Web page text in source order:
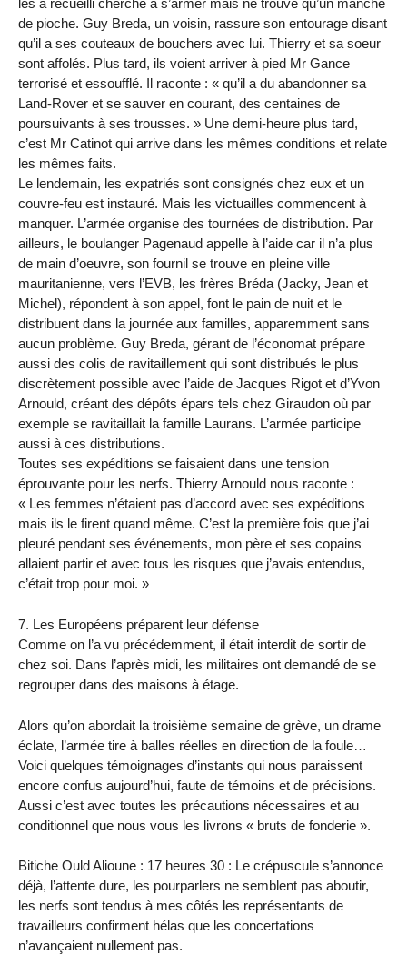
les a recueilli cherche à s’armer mais ne trouve qu’un manche
de pioche. Guy Breda, un voisin, rassure son entourage disant
qu’il a ses couteaux de bouchers avec lui. Thierry et sa soeur
sont affolés. Plus tard, ils voient arriver à pied Mr Gance
terrorisé et essoufflé. Il raconte : « qu’il a du abandonner sa
Land-Rover et se sauver en courant, des centaines de
poursuivants à ses trousses. » Une demi-heure plus tard,
c’est Mr Catinot qui arrive dans les mêmes conditions et relate
les mêmes faits.
Le lendemain, les expatriés sont consignés chez eux et un
couvre-feu est instauré. Mais les victuailles commencent à
manquer. L’armée organise des tournées de distribution. Par
ailleurs, le boulanger Pagenaud appelle à l’aide car il n’a plus
de main d’oeuvre, son fournil se trouve en pleine ville
mauritanienne, vers l’EVB, les frères Bréda (Jacky, Jean et
Michel), répondent à son appel, font le pain de nuit et le
distribuent dans la journée aux familles, apparemment sans
aucun problème. Guy Breda, gérant de l’économat prépare
aussi des colis de ravitaillement qui sont distribués le plus
discrètement possible avec l’aide de Jacques Rigot et d’Yvon
Arnould, créant des dépôts épars tels chez Giraudon où par
exemple se ravitaillait la famille Laurans. L’armée participe
aussi à ces distributions.
Toutes ses expéditions se faisaient dans une tension
éprouvante pour les nerfs. Thierry Arnould nous raconte :
« Les femmes n’étaient pas d’accord avec ses expéditions
mais ils le firent quand même. C’est la première fois que j’ai
pleuré pendant ses événements, mon père et ses copains
allaient partir et avec tous les risques que j’avais entendus,
c’était trop pour moi. »
7. Les Européens préparent leur défense
Comme on l’a vu précédemment, il était interdit de sortir de
chez soi. Dans l’après midi, les militaires ont demandé de se
regrouper dans des maisons à étage.
Alors qu’on abordait la troisième semaine de grève, un drame
éclate, l’armée tire à balles réelles en direction de la foule…
Voici quelques témoignages d’instants qui nous paraissent
encore confus aujourd’hui, faute de témoins et de précisions.
Aussi c’est avec toutes les précautions nécessaires et au
conditionnel que nous vous les livrons « bruts de fonderie ».
Bitiche Ould Alioune : 17 heures 30 : Le crépuscule s’annonce
déjà, l’attente dure, les pourparlers ne semblent pas aboutir,
les nerfs sont tendus à mes côtés les représentants de
travailleurs confirment hélas que les concertations
n’avançaient nullement pas.